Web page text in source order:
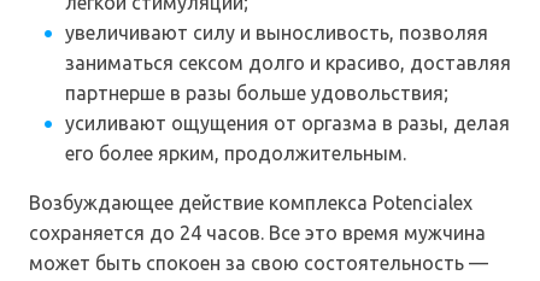
увеличивают силу и выносливость, позволяя
заниматься сексом долго и красиво, доставляя
партнерше в разы больше удовольствия;
усиливают ощущения от оргазма в разы, делая
его более ярким, продолжительным.
Возбуждающее действие комплекса Potencialex
сохраняется до 24 часов. Все это время мужчина
может быть спокоен за свою состоятельность —